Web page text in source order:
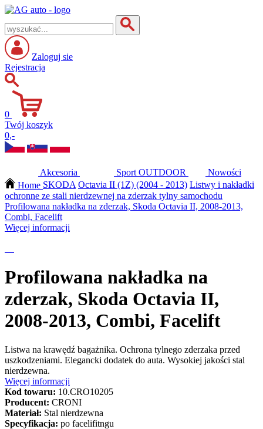
Zaloguj sie
Rejestracja
0
Twój koszyk
0,-
Akcesoria Sport OUTDOOR
Nowości
Home SKODA Octavia II (1Z) (2004 - 2013) Listwy i nakładki
ochronne ze stali nierdzewnej na zderzak tylny samochodu
Profilowana nakładka na zderzak, Skoda Octavia II, 2008-2013,
Combi, Facelift
Więcej informacji
Profilowana nakładka na
zderzak, Skoda Octavia II,
2008-2013, Combi, Facelift
Listwa na krawędź bagażnika. Ochrona tylnego zderzaka przed
uszkodzeniami. Elegancki dodatek do auta. Wysokiej jakości stal
nierdzewna.
Więcej informacji
Kod towaru: 10.CRO10205
Producent: CRONI
Materiał: Stal nierdzewna
Specyfikacja: po facelifitngu